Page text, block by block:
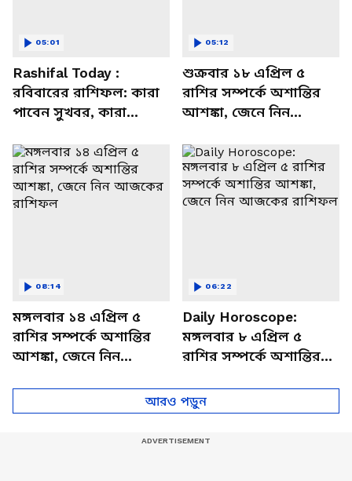
Rashifal Today :
রবিবারের রাশিফল: কারা
পাবেন সুখবর, কারা
বিশদে
05:01
শুক্রবার ১৮ এপ্রিল ৫
রাশির সম্পর্কে অশান্তির
আশঙ্কা, জেনে নিন
05:12
মঙ্গলবার ১৪ এপ্রিল ৫
রাশির সম্পর্কে অশান্তির
আশঙ্কা, জেনে নিন
08:14
Daily Horoscope:
মঙ্গলবার ৮ এপ্রিল ৫
রাশির সম্পর্কে অশান্তির
আজকের রাশিফল
06:22
আরও পড়ুন